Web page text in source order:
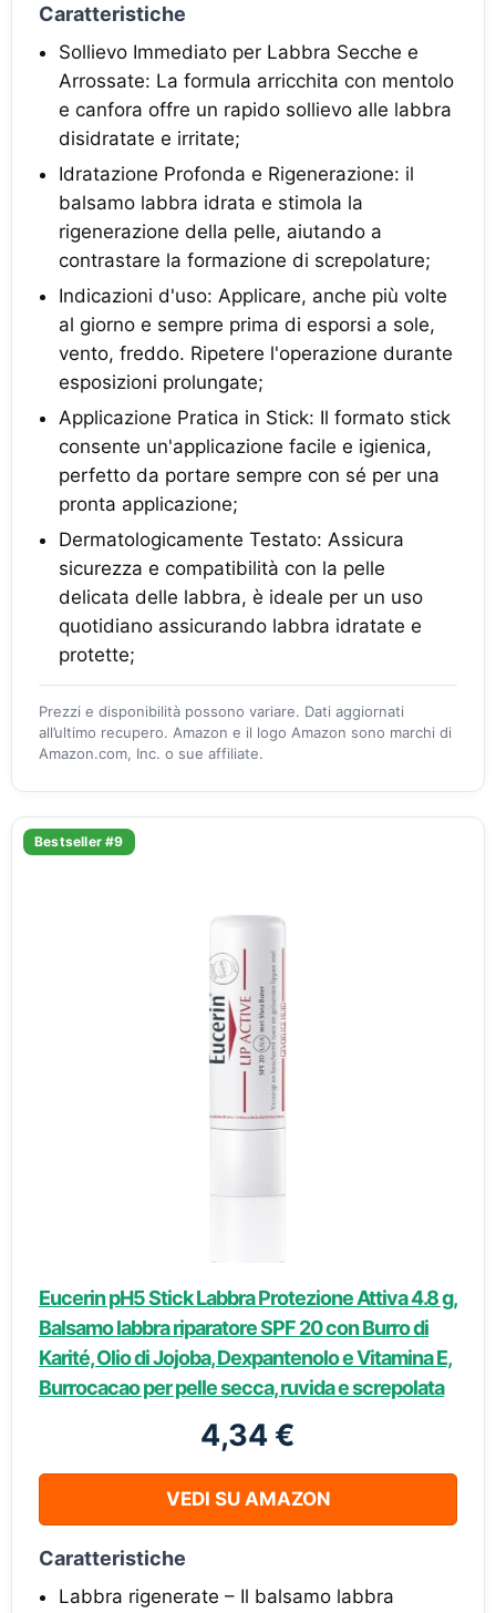
Caratteristiche
Sollievo Immediato per Labbra Secche e
Arrossate: La formula arricchita con mentolo
e canfora offre un rapido sollievo alle labbra
disidratate e irritate;
Idratazione Profonda e Rigenerazione: il
balsamo labbra idrata e stimola la
rigenerazione della pelle, aiutando a
contrastare la formazione di screpolature;
Indicazioni d'uso: Applicare, anche più volte
al giorno e sempre prima di esporsi a sole,
vento, freddo. Ripetere l'operazione durante
esposizioni prolungate;
Applicazione Pratica in Stick: Il formato stick
consente un'applicazione facile e igienica,
perfetto da portare sempre con sé per una
pronta applicazione;
Dermatologicamente Testato: Assicura
sicurezza e compatibilità con la pelle
delicata delle labbra, è ideale per un uso
quotidiano assicurando labbra idratate e
protette;
Prezzi e disponibilità possono variare. Dati aggiornati
all’ultimo recupero. Amazon e il logo Amazon sono marchi di
Amazon.com, Inc. o sue affiliate.
Bestseller #9
Eucerin pH5 Stick Labbra Protezione Attiva 4.8 g,
Balsamo labbra riparatore SPF 20 con Burro di
Karité, Olio di Jojoba, Dexpantenolo e Vitamina E,
Burrocacao per pelle secca, ruvida e screpolata
4,34 €
VEDI SU AMAZON
Caratteristiche
Labbra rigenerate – Il balsamo labbra